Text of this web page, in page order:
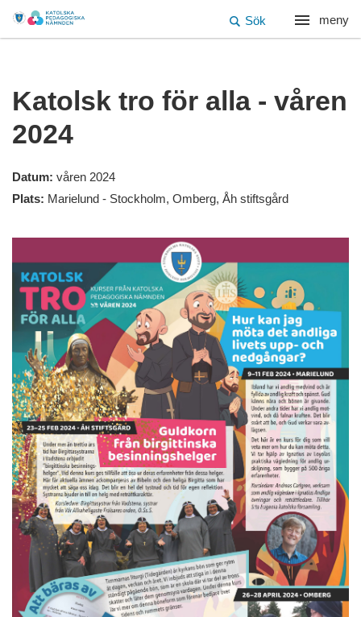
meny
Sök
Katolsk tro för alla - våren
2024
Datum: våren 2024
Plats: Marielund - Stockholm, Omberg, Åh stiftsgård